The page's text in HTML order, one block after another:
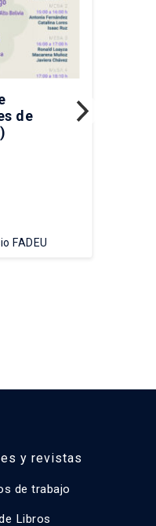
FADEU
y revistas
de trabajo
Libros